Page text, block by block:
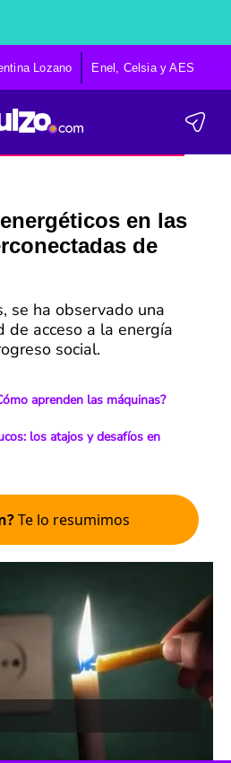
Lozano Enel, Celsia y AES
en las
de
se ha observado una
de acceso a la energía
social.
aprenden las máquinas?
los atajos y desafíos en
Te lo resumimos